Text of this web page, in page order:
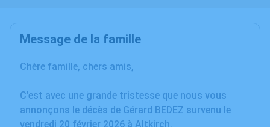
Message de la famille
Chère famille, chers amis,
C’est avec une grande tristesse que nous vous
annonçons le décès de Gérard BEDEZ survenu le
vendredi 20 février 2026 à Altkirch.